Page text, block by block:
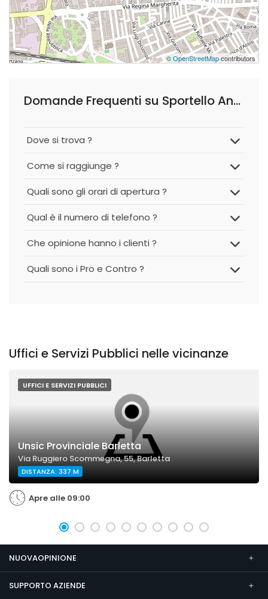
©OpenStreetMapcontributors
Domande Frequenti su Sportello Anagrafe
Dove si trova ?
Come si raggiunge ?
Quali sono gli orari di apertura ?
Qual è il numero di telefono ?
Che opinione hanno i clienti ?
Quali sono i Pro e Contro ?
Uffici e Servizi Pubblici nelle vicinanze
UFFICI E SERVIZI PUBBLICI
Unsic Provinciale Barletta
Via Ruggiero Scommegna, 55, Barletta
DISTANZA: 337 M
Apre alle 09:00
NUOVAOPINIONE
SUPPORTO AZIENDE